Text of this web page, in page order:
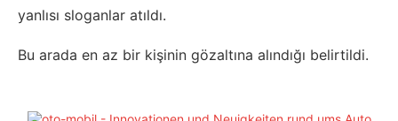
yanlısı sloganlar atıldı.
Bu arada en az bir kişinin gözaltına alındığı belirtildi.